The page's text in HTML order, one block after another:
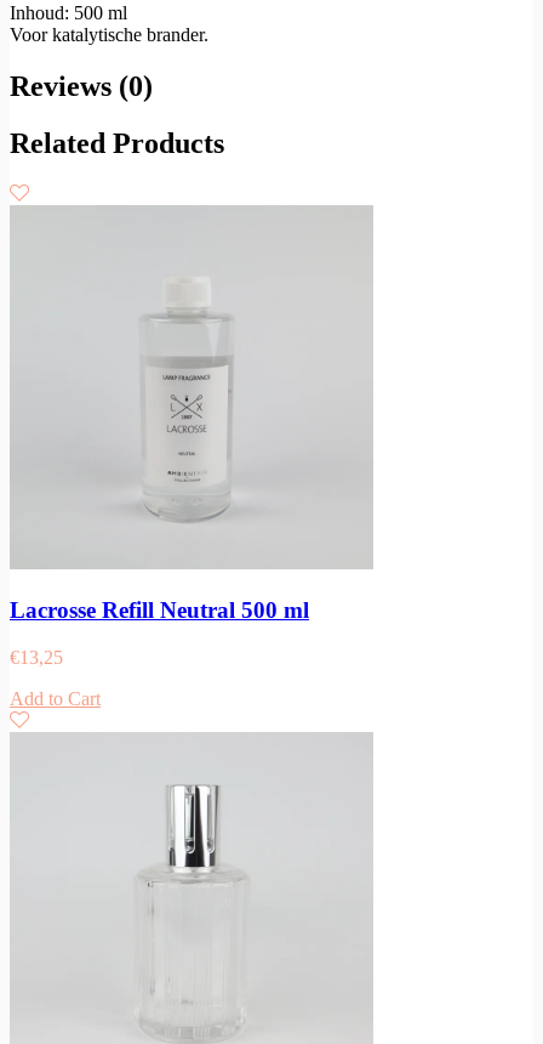
Inhoud: 500 ml
Voor katalytische brander.
Reviews (0)
Related Products
Lacrosse Refill Neutral 500 ml
€13,25
Add to Cart